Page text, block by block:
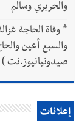
والحريري وسالم
*
والسبع أعين
صيدونيانيوز.نت )
إعلانات